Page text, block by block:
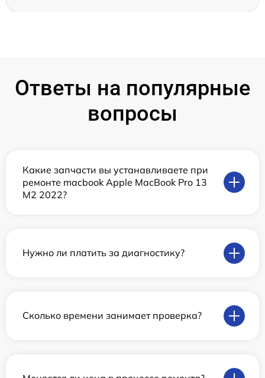
Ответы на популярные
вопросы
Какие запчасти вы устанавливаете при
ремонте macbook Apple MacBook Pro 13
M2 2022?
Нужно ли платить за диагностику?
Сколько времени занимает проверка?